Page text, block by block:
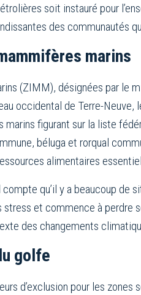
soit instauré pour
des communautés
marins
(ZIMM), désignées par le
occidental de Terre-
figurant sur la liste
béluga et rorqual
alimentaires
qu’il y a beaucoup
et commence à perdre
des changements
golfe
d’exclusion pour les